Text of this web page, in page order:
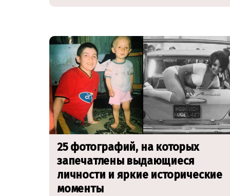
25 фотографий, на которых
запечатлены выдающиеся
личности и яркие исторические
моменты